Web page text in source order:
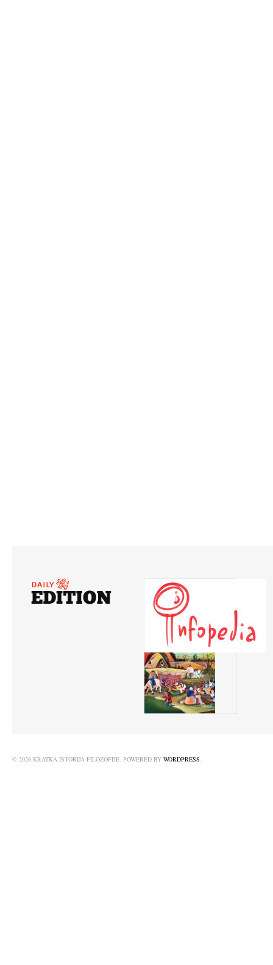
© 2026 KRATKA ISTORIJA FILOZOFIJE. POWERED BY WORDPRESS.